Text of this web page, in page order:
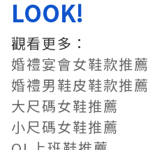
LOOK!
觀看更多：
婚禮宴會女鞋款推薦
婚禮男鞋皮鞋款推薦
大尺碼女鞋推薦
小尺碼女鞋推薦